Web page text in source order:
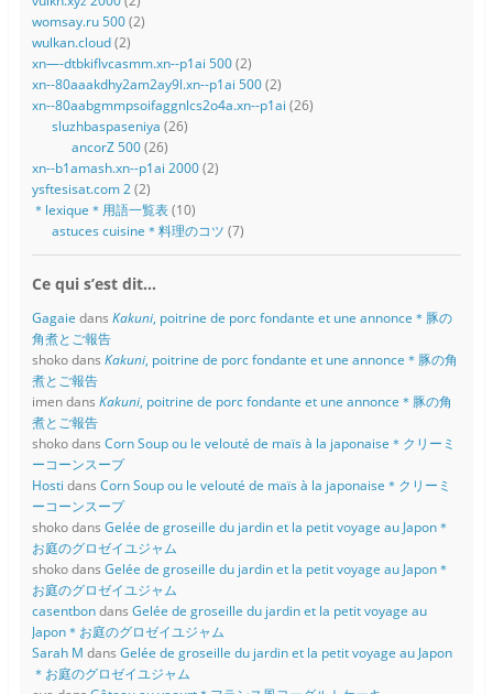
womsay.ru 500(2)
wulkan.cloud(2)
xn—-dtbkiflvcasmm.xn--p1ai 500(2)
xn--80aaakdhy2am2ay9l.xn--p1ai 500(2)
xn--80aabgmmpsoifaggnlcs2o4a.xn--p1ai (26)
sluzhbaspaseniya (26)
ancorZ 500(26)
xn--b1amash.xn--p1ai 2000(2)
ysftesisat.com 2(2)
＊lexique＊用語一覧表(10)
astuces cuisine＊料理のコツ (7)
Ce qui s’est dit…
Gagaie dans Kakuni, poitrine de porc fondante et une annonce＊豚の
角煮とご報告
shokodans Kakuni, poitrine de porc fondante et une annonce＊豚の角
煮とご報告
imendans Kakuni, poitrine de porc fondante et une annonce＊豚の角
煮とご報告
shokodans Corn Soup ou le velouté de maïs à la japonaise＊クリーミ
ーコーンスープ
Hosti dans Corn Soup ou le velouté de maïs à la japonaise＊クリーミ
ーコーンスープ
shokodans Gelée de groseille du jardin et la petit voyage au Japon＊
お庭のグロゼイユジャム
shokodans Gelée de groseille du jardin et la petit voyage au Japon＊
お庭のグロゼイユジャム
casentbondans Gelée de groseille du jardin et la petit voyage au
Japon＊お庭のグロゼイユジャム
Sarah M dans Gelée de groseille du jardin et la petit voyage au Japon
＊お庭のグロゼイユジャム